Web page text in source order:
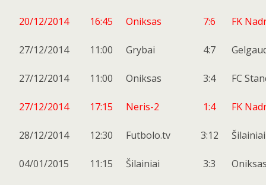
20/12/2014 16:45 Oniksas 7:6 FK
27/12/2014 11:00 Grybai 4:7
27/12/2014 11:00 Oniksas 3:4 FC
27/12/2014 17:15 Neris-2 1:4 FK
28/12/2014 12:30 Futbolo.tv 3:12 Šilainiai
04/01/2015 11:15 Šilainiai 3:3